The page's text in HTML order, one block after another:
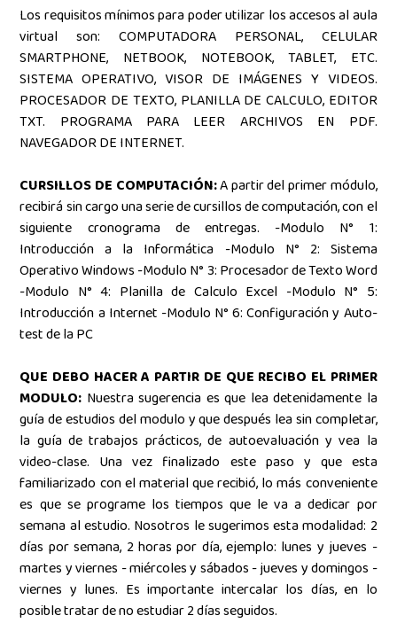
Los requisitos mínimos para poder utilizar los accesos al aula
virtual son: COMPUTADORA PERSONAL, CELULAR
SMARTPHONE, NETBOOK, NOTEBOOK, TABLET, ETC.
SISTEMA OPERATIVO, VISOR DE IMÁGENES Y VIDEOS.
PROCESADOR DE TEXTO, PLANILLA DE CALCULO, EDITOR
TXT. PROGRAMA PARA LEER ARCHIVOS EN PDF.
NAVEGADOR DE INTERNET.
CURSILLOS DE COMPUTACIÓN:A partir del primer módulo,
recibirá sin cargo una serie de cursillos de computación, con el
siguiente cronograma de entregas. -Modulo N° 1:
Introducción a la Informática -Modulo N° 2: Sistema
Operativo Windows -Modulo N° 3: Procesador de Texto Word
-Modulo N° 4: Planilla de Calculo Excel -Modulo N° 5:
Introducción a Internet -Modulo N° 6: Configuración y Auto-
test de la PC
QUE DEBO HACER A PARTIR DE QUE RECIBO EL PRIMER
MODULO: Nuestra sugerencia es que lea detenidamente la
guía de estudios del modulo y que después lea sin completar,
la guía de trabajos prácticos, de autoevaluación y vea la
video-clase. Una vez finalizado este paso y que esta
familiarizado con el material que recibió, lo más conveniente
es que se programe los tiempos que le va a dedicar por
semana al estudio. Nosotros le sugerimos esta modalidad: 2
días por semana, 2 horas por día, ejemplo: lunes y jueves -
martes y viernes - miércoles y sábados - jueves y domingos -
viernes y lunes. Es importante intercalar los días, en lo
posible tratar de no estudiar 2 días seguidos.